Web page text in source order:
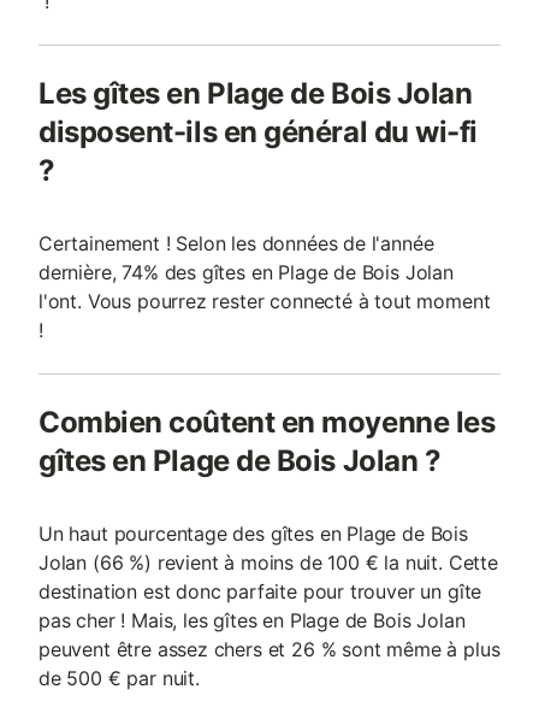
Les gîtes en Plage de Bois Jolan
disposent-ils en général du wi-fi
?
Certainement ! Selon les données de l'année
dernière, 74% des gîtes en Plage de Bois Jolan
l'ont. Vous pourrez rester connecté à tout moment
!
Combien coûtent en moyenne les
gîtes en Plage de Bois Jolan ?
Un haut pourcentage des gîtes en Plage de Bois
Jolan (66 %) revient à moins de 100 € la nuit. Cette
destination est donc parfaite pour trouver un gîte
pas cher ! Mais, les gîtes en Plage de Bois Jolan
peuvent être assez chers et 26 % sont même à plus
de 500 € par nuit.